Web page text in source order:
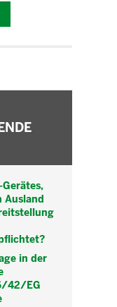
Ausland
in der
42/EG